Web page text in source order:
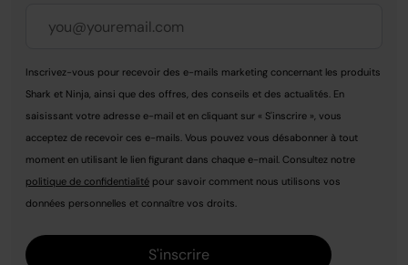
Inscrivez-vous pour recevoir des e-mails marketing concernant les produits
Shark et Ninja, ainsi que des offres, des conseils et des actualités. En
saisissant votre adresse e-mail et en cliquant sur « S'inscrire », vous
acceptez de recevoir ces e-mails. Vous pouvez vous désabonner à tout
moment en utilisant le lien figurant dans chaque e-mail. Consultez notre
politique de confidentialité pour savoir comment nous utilisons vos
données personnelles et connaître vos droits.
S'inscrire